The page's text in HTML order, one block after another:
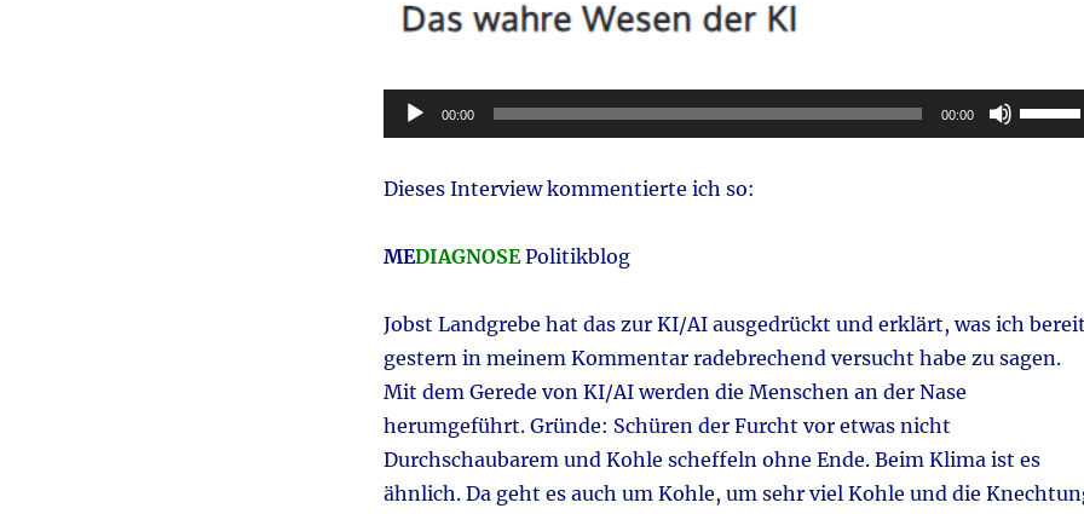
Audio-
Player
00:00 00:00
Hoch/
Dieses Interview kommentierte ich so:
MEDIAGNOSEPolitikblog
Jobst Landgrebe hat das zur KI/AI ausgedrückt und erklärt, was ich
gestern in meinem Kommentar radebrechend versucht habe zu sagen.
Mit dem Gerede von KI/AI werden die Menschen an der Nase
herumgeführt. Gründe: Schüren der Furcht vor etwas nicht
Durchschaubarem und Kohle scheffeln ohne Ende. Beim Klima ist es
ähnlich. Da geht es auch um Kohle, um sehr viel Kohle und die